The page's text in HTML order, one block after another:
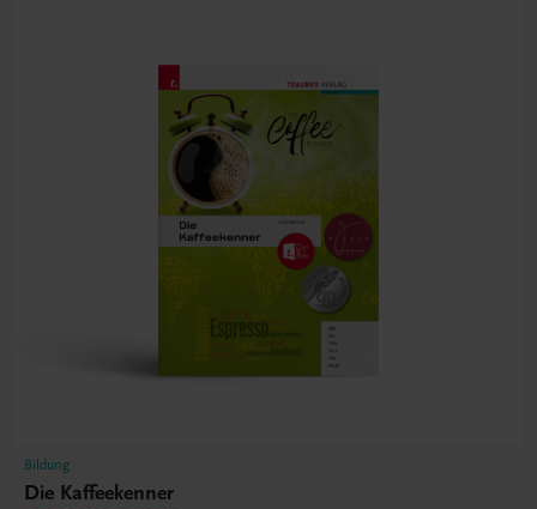
Bildung
Die Kaffeekenner